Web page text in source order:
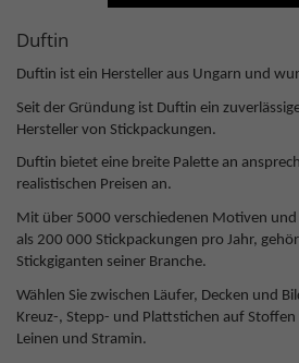
Duftin
Duftin ist ein Hersteller aus Ungarn und
Seit der Gründung ist Duftin ein
Hersteller von Stickpackungen.
Duftin bietet eine breite Palette an
realistischen Preisen an.
Mit über 5000 verschiedenen Motiven
als 200 000 Stickpackungen pro Jahr,
Stickgiganten seiner Branche.
Wählen Sie zwischen Läufer, Decken und
Kreuz-, Stepp- und Plattstichen auf
Leinen und Stramin.